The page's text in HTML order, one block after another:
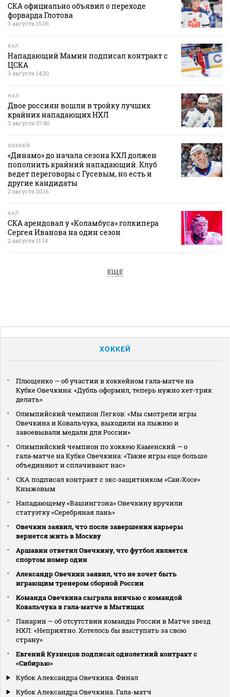
СКА официально объявил о переходе
форварда Глотова
3 августа 15:06
КХЛ
Нападающий Мамин подписал контракт с
ЦСКА
3 августа 14:20
НХЛ
Двое россиян вошли в тройку лучших
крайних нападающих НХЛ
3 августа 07:40
ХОККЕЙ
«Динамо» до начала сезона КХЛ должен
пополнить крайний нападающий. Клуб
ведет переговоры с Гусевым, но есть и
другие кандидаты
2 августа 20:16
КХЛ
СКА арендовал у «Коламбуса» голкипера
Сергея Иванова на один сезон
2 августа 11:14
ЕЩЕ
ХОККЕЙ
Плющенко — об участии в хоккейном гала‑матче на
Кубке Овечкина: «Дубль оформил, теперь нужно хет‑трик
делать»
Олимпийский чемпион Легков: «Мы смотрели игры
Овечкина и Ковальчука, выходили на лыжню и
завоевывали медали для России»
Олимпийский чемпион по хоккею Каменский — о
гала‑матче на Кубке Овечкина: «Такие игры еще больше
объединяют и сплачивают нас»
СКА подписал контракт с экс‑защитником «Сан‑Хосе»
Кныжовым
Нападающему «Вашингтона» Овечкину вручили
статуэтку «Серебряная лань»
Овечкин заявил, что после завершения карьеры
вернется жить в Москву
Аршавин ответил Овечкину, что футбол является
спортом номер один
Александр Овечкин заявил, что не хочет быть
играющим тренером сборной России
Команда Овечкина сыграла вничью с командой
Ковальчука в гала‑матче в Мытищах
Панарин — об отсутствии команды России в Матче звезд
НХЛ: «Неприятно. Хотелось бы выступать за свою
страну»
Евгений Кузнецов подписал однолетний контракт с
«Сибирью»
Кубок Александра Овечкина. Финал
Кубок Александра Овечкина. Гала-матч